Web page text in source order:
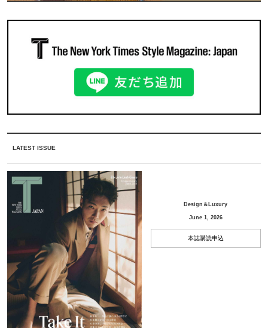
LATEST ISSUE
Design＆Luxury
June 1, 2026
本誌購読申込